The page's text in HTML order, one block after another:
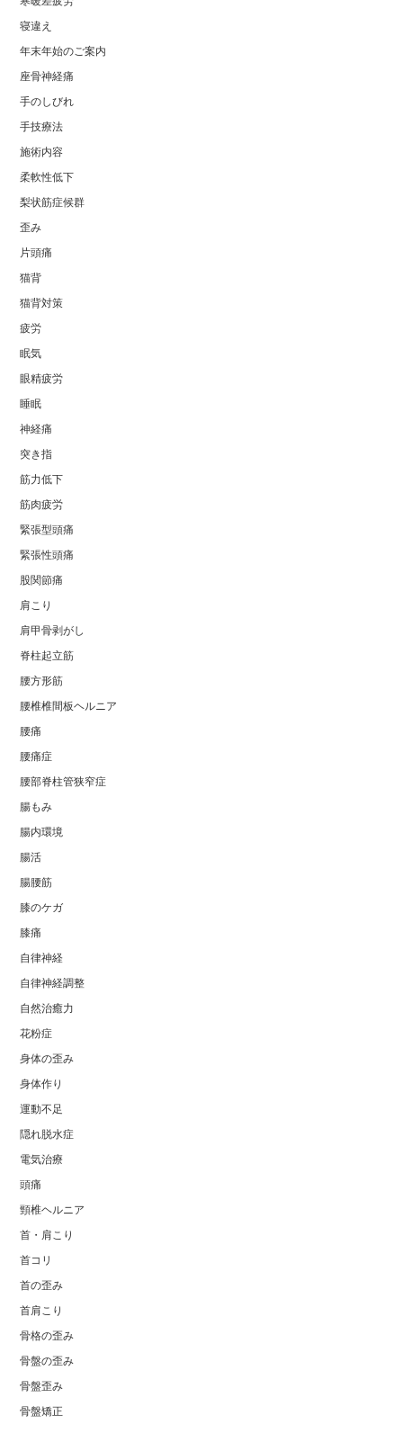
寝違え
年末年始のご案内
座骨神経痛
手のしびれ
手技療法
施術内容
柔軟性低下
梨状筋症候群
歪み
片頭痛
猫背
猫背対策
疲労
眠気
眼精疲労
睡眠
神経痛
突き指
筋力低下
筋肉疲労
緊張型頭痛
緊張性頭痛
股関節痛
肩こり
肩甲骨剥がし
脊柱起立筋
腰方形筋
腰椎椎間板ヘルニア
腰痛
腰痛症
腰部脊柱管狭窄症
腸もみ
腸内環境
腸活
腸腰筋
膝のケガ
膝痛
自律神経
自律神経調整
自然治癒力
花粉症
身体の歪み
身体作り
運動不足
隠れ脱水症
電気治療
頭痛
頸椎ヘルニア
首・肩こり
首コリ
首の歪み
首肩こり
骨格の歪み
骨盤の歪み
骨盤歪み
骨盤矯正